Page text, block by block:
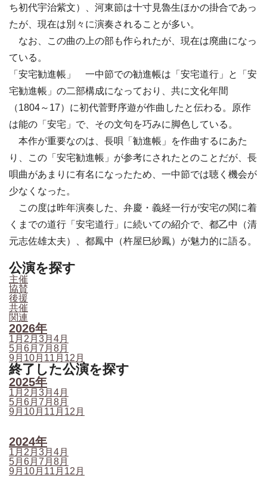
ち初代宇治紫文）、河東節は十寸見魯生ほかの掛合であっ
たが、現在は別々に演奏されることが多い。
なお、この曲の上の部も作られたが、現在は廃曲になっ
ている。
「安宅勧進帳」 一中節での勧進帳は「安宅道行」と「安
宅勧進帳」の二部構成になっており、共に文化年間
（1804～17）に初代菅野序遊が作曲したと伝わる。原作
は能の「安宅」で、その文句を巧みに脚色している。
本作が重要なのは、長唄「勧進帳」を作曲するにあた
り、この「安宅勧進帳」が参考にされたとのことだが、長
唄曲があまりに有名になったため、一中節では聴く機会が
少なくなった。
この度は昨年演奏した、弁慶・義経一行が安宅の関に着
くまでの道行「安宅道行」に続いての紹介で、都乙中（清
元志佐雄太夫）、都鳳中（杵屋巳紗鳳）が魅力的に語る。
公演を探す
主催
協賛
後援
共催
関連
2026年
1月 2月 3月 4月
5月 6月 7月 8月
9月 10月 11月 12月
終了した公演を探す
2025年
1月 2月 3月 4月
5月 6月 7月 8月
9月 10月 11月 12月
2024年
1月 2月 3月 4月
5月 6月 7月 8月
9月 10月 11月 12月